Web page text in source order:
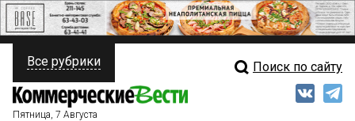
ПОЛИТИКА
ФИНАНСЫ
Свежий выпуск
Все рубрики Поиск по сайту
Пятница, 7 Августа